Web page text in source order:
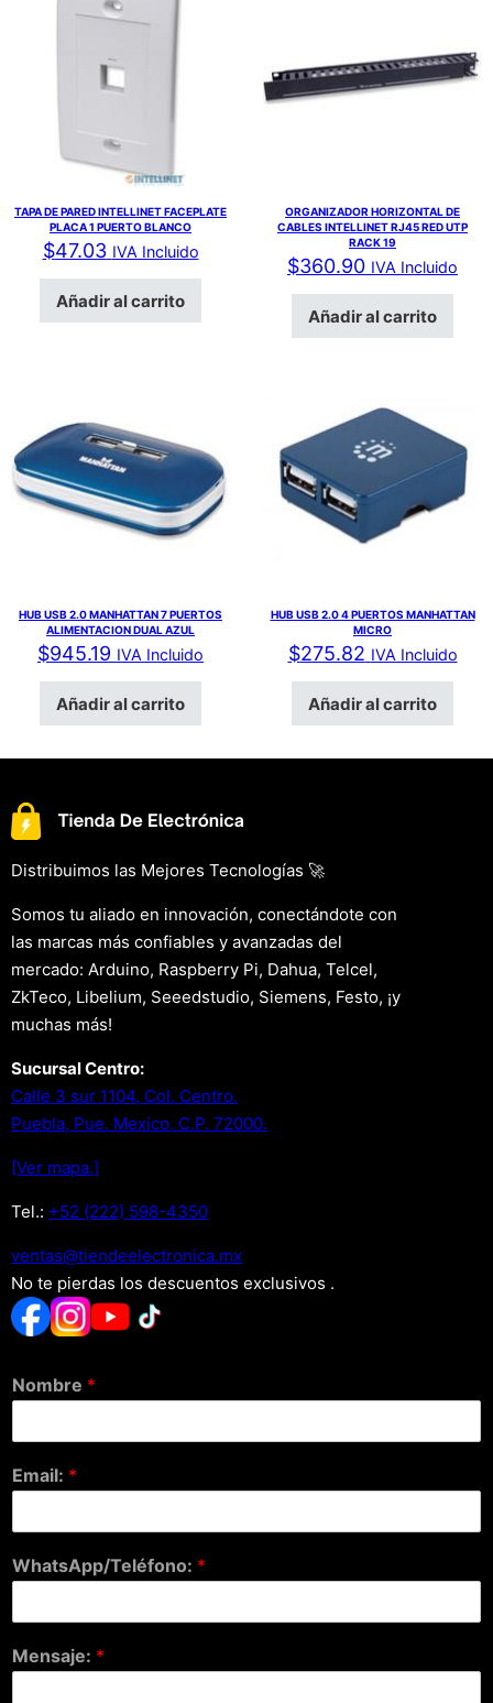
TAPA DE PARED INTELLINET FACEPLATE
PLACA 1 PUERTO BLANCO
$47.03 IVA Incluido
Añadir al carrito
ORGANIZADOR HORIZONTAL DE
CABLES INTELLINET RJ45 RED UTP
RACK 19
$360.90 IVA Incluido
Añadir al carrito
HUB USB 2.0 MANHATTAN 7 PUERTOS
ALIMENTACION DUAL AZUL
$945.19 IVA Incluido
Añadir al carrito
HUB USB 2.0 4 PUERTOS MANHATTAN
MICRO
$275.82 IVA Incluido
Añadir al carrito
Distribuimos las Mejores Tecnologías 🚀
Somos tu aliado en innovación, conectándote con
las marcas más confiables y avanzadas del
mercado: Arduino, Raspberry Pi, Dahua, Telcel,
ZkTeco, Libelium, Seeedstudio, Siemens, Festo, ¡y
muchas más!
Sucursal Centro:
Calle 3 sur 1104, Col. Centro.
Puebla, Pue. Mexico. C.P. 72000.
[Ver mapa.]
Tel.: +52 (222) 598-4350
xm.acinortceleedneit@satnev
No te pierdas los descuentos exclusivos .
Nombre *
Email: *
WhatsApp/Teléfono: *
Mensaje: *